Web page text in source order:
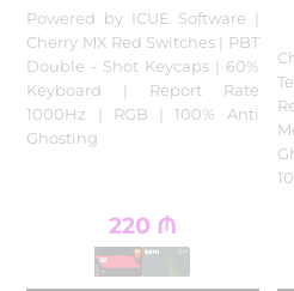
Powered by ICUE Software |
Cherry MX Red Switches | PBT
Double - Shot Keycaps | 60%
Keyboard | Report Rate
1000Hz | RGB | 100% Anti
Ghosting
220 ₼